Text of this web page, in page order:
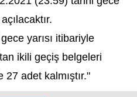
yarısı itibariyle
ikili geçiş belgeleri
adet kalmıştır."